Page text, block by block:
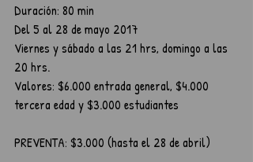
Duración: 80 min
Del 5 al 28 de mayo 2017
Viernes y sábado a las 21 hrs, domingo a las
20 hrs.
Valores: $6.000 entrada general, $4.000
tercera edad y $3.000 estudiantes
PREVENTA: $3.000 (hasta el 28 de abril)